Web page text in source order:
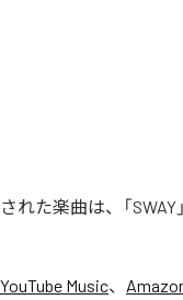
れた楽曲は、「SWAY
YouTube Music、